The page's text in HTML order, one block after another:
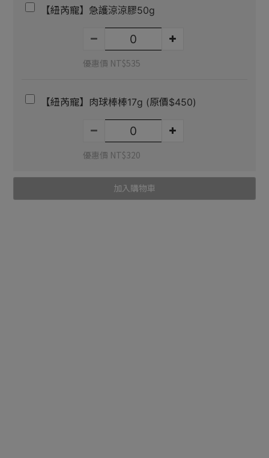
【紐芮寵】急護涼涼膠50g
優惠價 NT$535
【紐芮寵】肉球棒棒17g (原價$450)
優惠價 NT$320
加入購物車